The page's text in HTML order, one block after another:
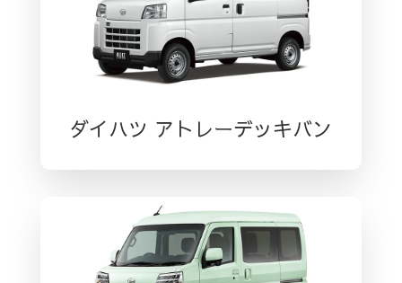
ダイハツ アトレーデッキバン